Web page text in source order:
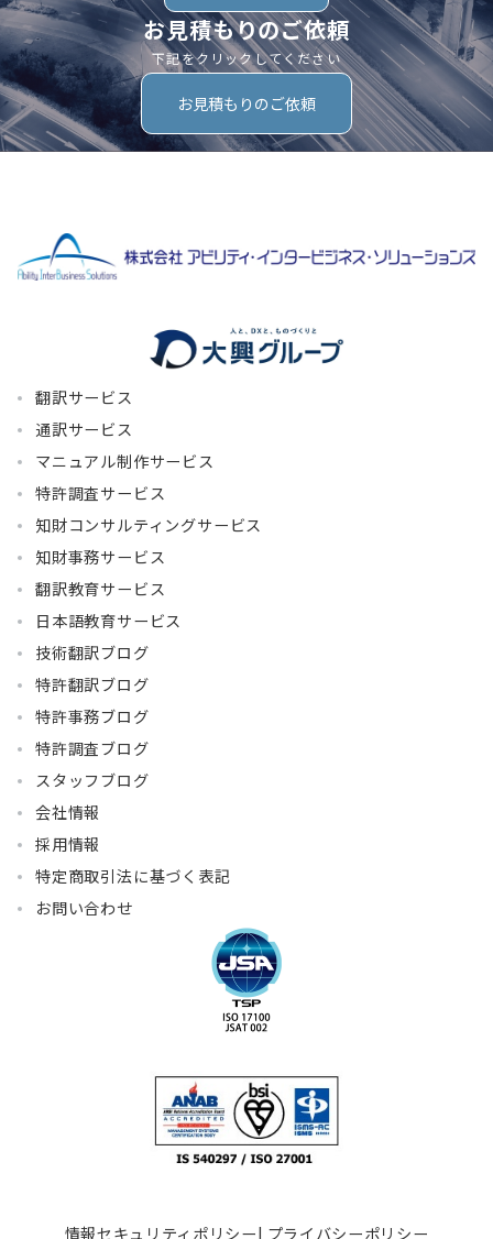
お見積もりのご依頼
下記をクリックしてください
お見積もりのご依頼
翻訳サービス
通訳サービス
マニュアル制作サービス
特許調査サービス
知財コンサルティングサービス
知財事務サービス
翻訳教育サービス
日本語教育サービス
技術翻訳ブログ
特許翻訳ブログ
特許事務ブログ
特許調査ブログ
スタッフブログ
会社情報
採用情報
特定商取引法に基づく表記
お問い合わせ
情報セキュリティポリシー| プライバシーポリシー